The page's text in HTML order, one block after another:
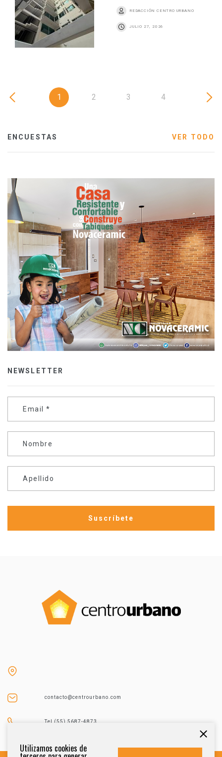
REDACCIÓN CENTRO URBANO
JULIO 27, 2026
1 2 3 4
ENCUESTAS VER TODO
NEWSLETTER
Email *
Nombre
Apellido
contacto@centrourbano.com
Tel (55) 5687-4873
Utilizamos cookies de